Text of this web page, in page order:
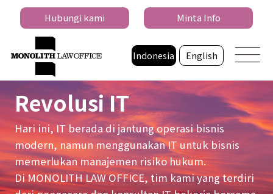
Indonesia English
Hubungi kami Minta Info
Revolusi IT
Hari ini, IT berada di jantung operasi bisnis
modern, namun menggunakan IT untuk bisnis
memerlukan manajemen risiko hukum.
Di MONOLITH LAW OFFICE, tim kami yang terdiri